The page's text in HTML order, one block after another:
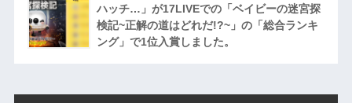
ハッチ…」が17LIVEでの「ベイビーの迷宮探
検記~正解の道はどれだ!?~」の「総合ランキ
ング」で1位入賞しました。